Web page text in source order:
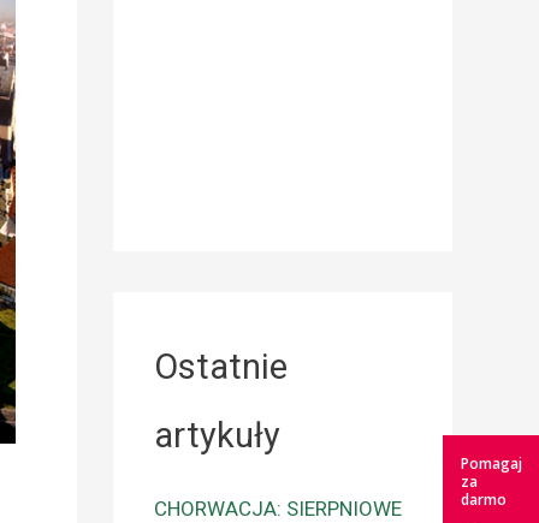
Ostatnie
artykuły
CHORWACJA: SIERPNIOWE
Pomagaj
za
darmo